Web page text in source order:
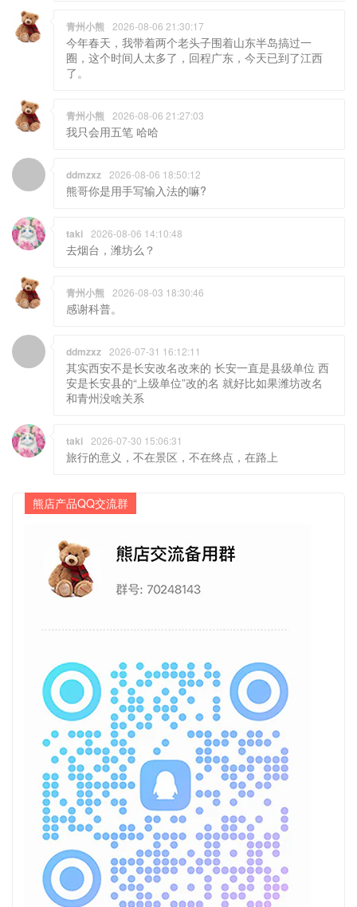
青州小熊 2026-08-06 21:30:17
今年春天，我带着两个老头子围着山东半岛搞过一
圈，这个时间人太多了，回程广东，今天已到了江西
了。
青州小熊 2026-08-06 21:27:03
我只会用五笔 哈哈
ddmzxz 2026-08-06 18:50:12
熊哥你是用手写输入法的嘛?
taki 2026-08-06 14:10:48
去烟台，潍坊么？
青州小熊 2026-08-03 18:30:46
感谢科普。
ddmzxz 2026-07-31 16:12:11
其实西安不是长安改名改来的 长安一直是县级单位 西
安是长安县的“上级单位”改的名 就好比如果潍坊改名
和青州没啥关系
taki 2026-07-30 15:06:31
旅行的意义，不在景区，不在终点，在路上
熊店产品QQ交流群